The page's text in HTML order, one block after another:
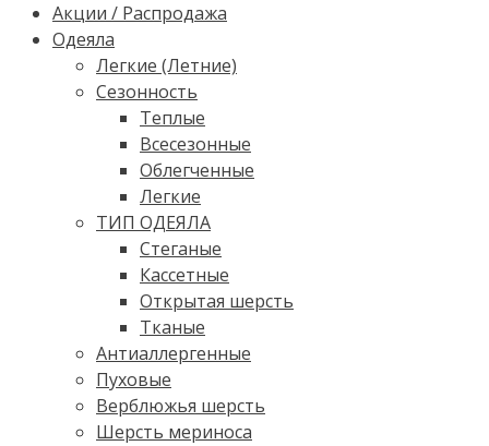
Акции / Распродажа
Одеяла
Легкие (Летние)
Сезонность
Теплые
Всесезонные
Облегченные
Легкие
ТИП ОДЕЯЛА
Стеганые
Кассетные
Открытая шерсть
Тканые
Антиаллергенные
Пуховые
Верблюжья шерсть
Шерсть мериноса